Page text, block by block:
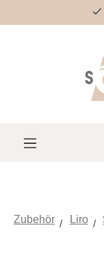
Zum Hauptinhalt
Zubehör Liro